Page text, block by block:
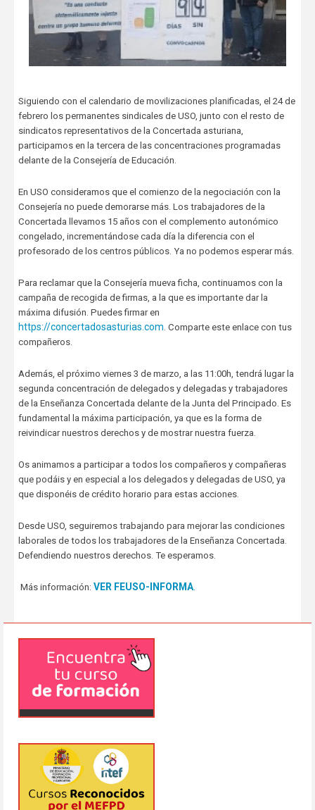
Siguiendo con el calendario de movilizaciones planificadas, el 24 de
febrero los permanentes sindicales de USO, junto con el resto de
sindicatos representativos de la Concertada asturiana,
participamos en la tercera de las concentraciones programadas
delante de la Consejería de Educación.
En USO consideramos que el comienzo de la negociación con la
Consejería no puede demorarse más. Los trabajadores de la
Concertada llevamos 15 años con el complemento autonómico
congelado, incrementándose cada día la diferencia con el
profesorado de los centros públicos. Ya no podemos esperar más.
Para reclamar que la Consejería mueva ficha, continuamos con la
campaña de recogida de firmas, a la que es importante dar la
máxima difusión. Puedes firmar en
https://concertadosasturias.com . Comparte este enlace con tus
compañeros.
Además, el próximo viernes 3 de marzo, a las 11:00h, tendrá lugar la
segunda concentración de delegados y delegadas y trabajadores
de la Enseñanza Concertada delante de la Junta del Principado. Es
fundamental la máxima participación, ya que es la forma de
reivindicar nuestros derechos y de mostrar nuestra fuerza.
Os animamos a participar a todos los compañeros y compañeras
que podáis y en especial a los delegados y delegadas de USO, ya
que disponéis de crédito horario para estas acciones.
Desde USO, seguiremos trabajando para mejorar las condiciones
laborales de todos los trabajadores de la Enseñanza Concertada.
Defendiendo nuestros derechos. Te esperamos.
Más información: VER FEUSO-INFORMA.